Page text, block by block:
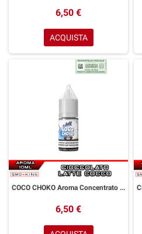
6,50 €
ACQUISTA
COCO CHOKO Aroma Concentrato 10ml JUSTY FLAVOR Cioccolato Latte Cocco
6,50 €